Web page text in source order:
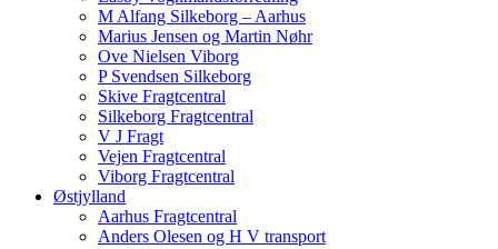
M Alfang Silkeborg – Aarhus
Marius Jensen og Martin Nøhr
Ove Nielsen Viborg
P Svendsen Silkeborg
Skive Fragtcentral
Silkeborg Fragtcentral
V J Fragt
Vejen Fragtcentral
Viborg Fragtcentral
Østjylland
Aarhus Fragtcentral
Anders Olesen og H V transport